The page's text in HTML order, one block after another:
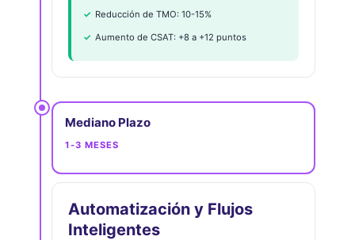
Reducción de TMO: 10-15%
Aumento de CSAT: +8 a +12 puntos
Mediano Plazo
1-3 MESES
Automatización y Flujos
Inteligentes